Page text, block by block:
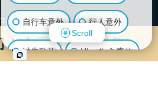
| 全天候24/7服务
2026 卓越伤害律师事务所.
版权所有。
使用条款 隐私政策
自行车意外 行人意外
过失致死 Uber/Lyft 事故
Scroll